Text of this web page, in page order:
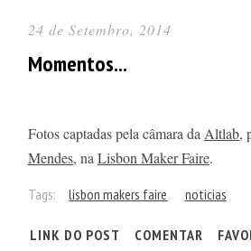
24 de Setembro, 2014
Momentos...
Fotos captadas pela câmara da Altlab,
Mendes, na Lisbon Maker Faire.
Tags: lisbon makers faire noticias
LINK DO POST COMENTAR